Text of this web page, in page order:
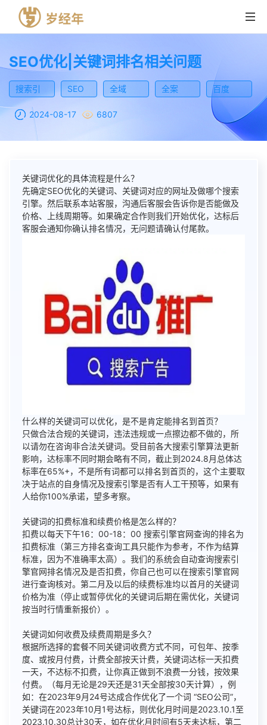
首页
营销产品
SEO优化
ASO优化
短视频营销
解决方案
资讯
关于我们
SEO优化|关键词排名相关问题
搜索引
擎营销
SEO
全域
化
全案
百度
SEO优
化
2024-08-17 6807
关键词优化的具体流程是什么？
先确定SEO优化的关键词、关键词对应的网址及做哪个搜索
引擎。然后联系本站客服，沟通后客服会告诉你是否能做及
价格、上线周期等。如果确定合作则我们开始优化，达标后
客服会通知你确认排名情况，无问题请确认付尾款。
什么样的关键词可以优化，是不是肯定能排名到首页？
只做合法合规的关键词，违法违规或一点擦边都不做的，所
以请勿在咨询非合法关键词。受目前各大搜索引擎算法更新
影响，达标率不同时期会略有不同，截止到2024.8月总体达
标率在65%+，不是所有词都可以排名到首页的，这个主要取
决于站点的自身情况及搜索引擎是否有人工干预等，如果有
人给你100%承诺，望多考察。
关键词的扣费标准和续费价格是怎么样的？
扣费以每天下午16：00-18：00 搜索引擎官网查询的排名为
扣费标准（第三方排名查询工具只能作为参考，不作为结算
标准，因为不准确率太高）。我们的系统会自动查询搜索引
擎官网排名情况及是否扣费，你自己也可以在搜索引擎官网
进行查询核对。第二月及以后的续费标准均以首月的关键词
价格为准（停止或暂停优化的关键词后期在需优化，关键词
按当时行情重新报价）。
关键词如何收费及续费周期是多久？
根据所选择的套餐不同关键词收费方式不同，可包年、按季
度、或按月付费，计费全部按天计费，关键词达标一天扣费
一天，不达标不扣费，让你真正做到不浪费一分钱，按效果
付费。（每月无论是29天还是31天全部按30天计算），例
如：在2023年9月24号达成合作优化了一个词 “SEO公司”，
关键词在2023年10月1号达标，则优化月时间是2023.10.1至
2023.10.30总计30天，如在优化月时间有5天未达标，第二